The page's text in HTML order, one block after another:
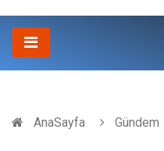
AnaSayfa Gündem